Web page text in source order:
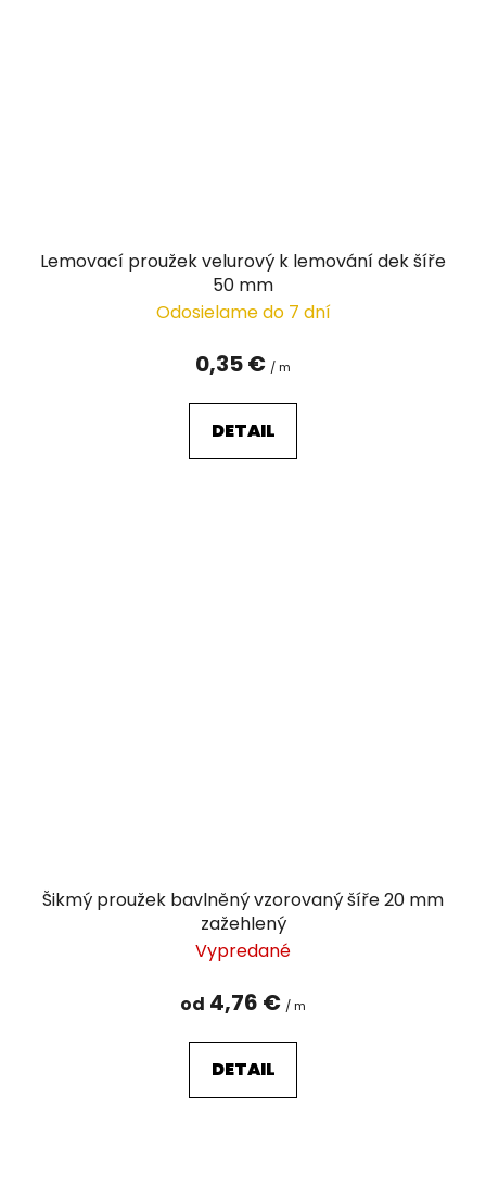
Lemovací proužek velurový k lemování dek šíře
50 mm
Odosielame do 7 dní
0,35 € / m
DETAIL
Šikmý proužek bavlněný vzorovaný šíře 20 mm
zažehlený
Vypredané
od 4,76 € / m
DETAIL